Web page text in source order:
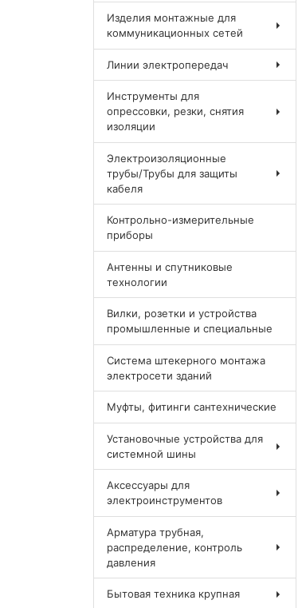
Изделия монтажные для
коммуникационных сетей
Линии электропередач
Инструменты для
опрессовки, резки, снятия
изоляции
Электроизоляционные
трубы/Трубы для защиты
кабеля
Контрольно-измерительные
приборы
Антенны и спутниковые
технологии
Вилки, розетки и устройства
промышленные и специальные
Система штекерного монтажа
электросети зданий
Муфты, фитинги сантехнические
Установочные устройства для
системной шины
Аксессуары для
электроинструментов
Арматура трубная,
распределение, контроль
давления
Бытовая техника крупная